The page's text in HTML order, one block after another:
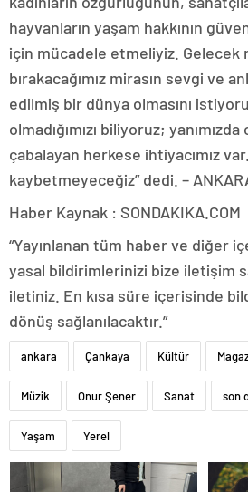
hayvanların yaşam hakkının
için mücadele etmeliyiz. Gelecek
bırakacağımız mirasın sevgi ve
edilmiş bir dünya olmasını
olmadığımızı biliyoruz;
çabalayan herkese ihtiyacımız
kaybetmeyeceğiz” dedi. –
Haber Kaynak : SONDAKIKA.COM
“Yayınlanan tüm haber ve diğer
yasal bildirimlerinizi bize iletişim
iletiniz. En kısa süre içerisinde
dönüş sağlanılacaktır.”
ankara Çankaya Kültür
Müzik Onur Şener Sanat son
Yaşam Yerel